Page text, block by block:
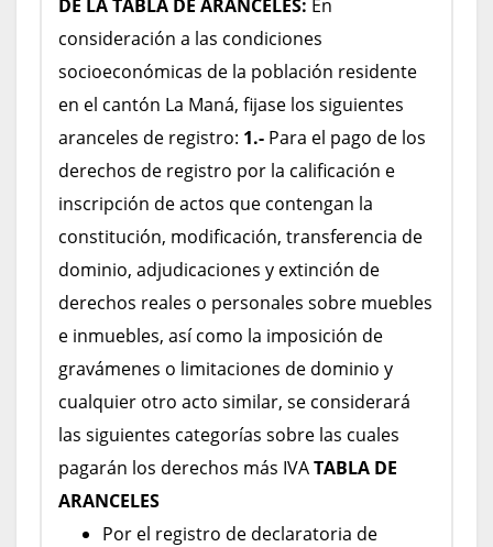
DE LA TABLA DE ARANCELES: En
consideración a las condiciones
socioeconómicas de la población residente
en el cantón La Maná, fijase los siguientes
aranceles de registro: 1.- Para el pago de los
derechos de registro por la calificación e
inscripción de actos que contengan la
constitución, modificación, transferencia de
dominio, adjudicaciones y extinción de
derechos reales o personales sobre muebles
e inmuebles, así como la imposición de
gravámenes o limitaciones de dominio y
cualquier otro acto similar, se considerará
las siguientes categorías sobre las cuales
pagarán los derechos más IVATABLA DE
ARANCELES
Por el registro de declaratoria de